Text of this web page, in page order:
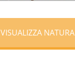
VISUALIZZA NATURA